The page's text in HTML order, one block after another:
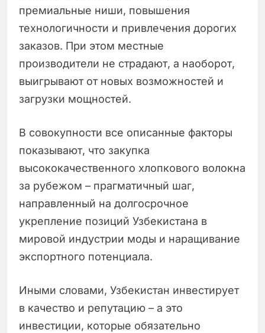
премиальные ниши, повышения
технологичности и привлечения дорогих
заказов. При этом местные
производители не страдают, а наоборот,
выигрывают от новых возможностей и
загрузки мощностей.
В совокупности все описанные факторы
показывают, что закупка
высококачественного хлопкового волокна
за рубежом – прагматичный шаг,
направленный на долгосрочное
укрепление позиций Узбекистана в
мировой индустрии моды и наращивание
экспортного потенциала.
Иными словами, Узбекистан инвестирует
в качество и репутацию – а это
инвестиции, которые обязательно